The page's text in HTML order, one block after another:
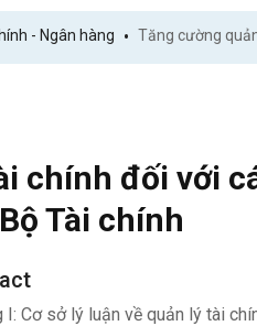
- Ngân hàng
chính đối với
Tài chính
I: Cơ sở lý luận về quản lý tài